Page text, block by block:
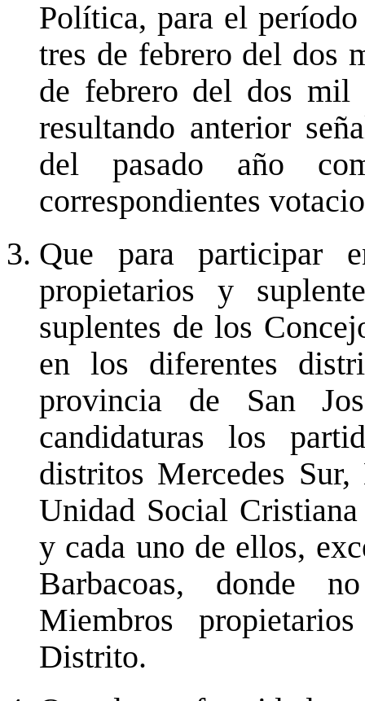
Política, para el
tres de febrero del dos
de febrero del dos mil
resultando anterior
del pasado año
correspondientes
Que para participar
propietarios y
suplentes de los
en los diferentes
provincia de San
candidaturas los
distritos Mercedes
Unidad Social
y cada uno de ellos,
Barbacoas, donde
Miembros
Distrito.